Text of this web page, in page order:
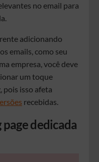
no email para
adicionando
emails, como seu
empresa, você deve
um toque
pois isso afeta
recebidas.
dedicada